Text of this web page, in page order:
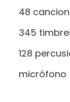
48
345
128
micrófono